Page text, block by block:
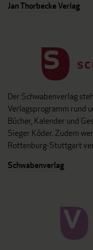
Jan Thorbecke Verlag
Der Schwabenverlag
Verlagsprogramm rund
Bücher, Kalender und
Sieger Köder. Zudem
Rottenburg-Stuttgart
Schwabenverlag